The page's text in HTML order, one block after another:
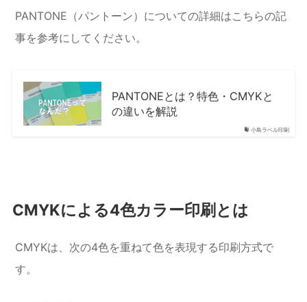
PANTONE（パントーン）についての詳細はこちらの記
事を参考にしてください。
小島ラベル印刷
PANTONEとは？特色・CMYKと
の違いを解説
CMYKによる4色カラー印刷とは
CMYKは、次の4色を重ねて色を表現する印刷方式で
す。